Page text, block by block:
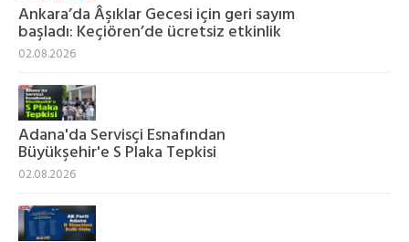
Ankara’da Âşıklar Gecesi için geri sayım
başladı: Keçiören’de ücretsiz etkinlik
02.08.2026
Adana'da Servisçi Esnafından
Büyükşehir'e S Plaka Tepkisi
02.08.2026